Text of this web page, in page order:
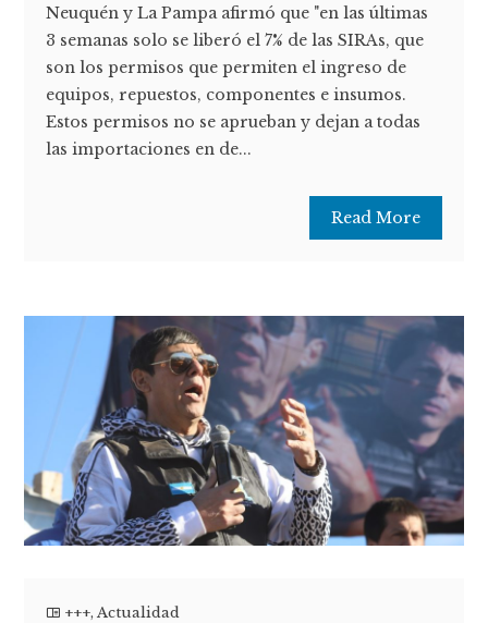
Neuquén y La Pampa afirmó que "en las últimas
3 semanas solo se liberó el 7% de las SIRAs, que
son los permisos que permiten el ingreso de
equipos, repuestos, componentes e insumos.
Estos permisos no se aprueban y dejan a todas
las importaciones en de...
Read More
+++,Actualidad